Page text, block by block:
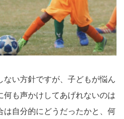
ない方針ですが、子どもが悩ん
何も声かけしてあげれないのは
は自分的にどうだったかと、何